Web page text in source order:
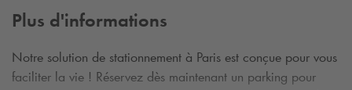
Plus d'informations
Notre solution de stationnement à Paris est conçue pour vous
faciliter la vie ! Réservez dès maintenant un parking pour